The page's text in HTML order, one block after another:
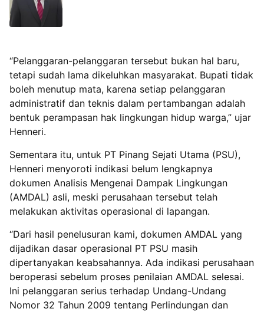
“Pelanggaran-pelanggaran tersebut bukan hal baru,
tetapi sudah lama dikeluhkan masyarakat. Bupati tidak
boleh menutup mata, karena setiap pelanggaran
administratif dan teknis dalam pertambangan adalah
bentuk perampasan hak lingkungan hidup warga,” ujar
Henneri.
Sementara itu, untuk PT Pinang Sejati Utama (PSU),
Henneri menyoroti indikasi belum lengkapnya
dokumen Analisis Mengenai Dampak Lingkungan
(AMDAL) asli, meski perusahaan tersebut telah
melakukan aktivitas operasional di lapangan.
“Dari hasil penelusuran kami, dokumen AMDAL yang
dijadikan dasar operasional PT PSU masih
dipertanyakan keabsahannya. Ada indikasi perusahaan
beroperasi sebelum proses penilaian AMDAL selesai.
Ini pelanggaran serius terhadap Undang-Undang
Nomor 32 Tahun 2009 tentang Perlindungan dan